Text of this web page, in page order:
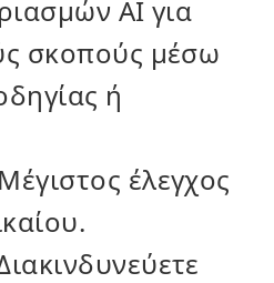
ΑΙ για
σκοπούς μέσω
ή
Μέγιστος έλεγχος